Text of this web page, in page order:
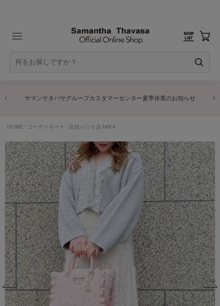
サマンサタバサグループカスタマーセンター夏季休業のお知らせ
HOME コーディネート 近鉄パッセ店 MIKA